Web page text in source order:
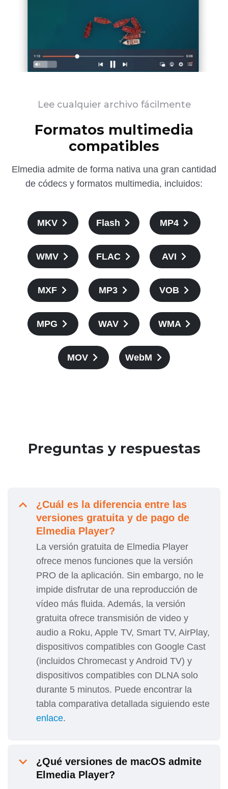
Lee cualquier archivo fácilmente
Formatos multimedia
compatibles
Elmedia admite de forma nativa una gran cantidad
de códecs y formatos multimedia, incluidos:
MKV Flash MP4
WMV FLAC AVI
MXF MP3 VOB
MPG WAV WMA
MOV WebM
Preguntas y respuestas
¿Cuál es la diferencia entre las
versiones gratuita y de pago de
Elmedia Player?
La versión gratuita de Elmedia Player
ofrece menos funciones que la versión
PRO de la aplicación. Sin embargo, no le
impide disfrutar de una reproducción de
vídeo más fluida. Además, la versión
gratuita ofrece transmisión de video y
audio a Roku, Apple TV, Smart TV, AirPlay,
dispositivos compatibles con Google Cast
(incluidos Chromecast y Android TV) y
dispositivos compatibles con DLNA solo
durante 5 minutos. Puede encontrar la
tabla comparativa detallada siguiendo este
enlace.
¿Qué versiones de macOS admite
Elmedia Player?